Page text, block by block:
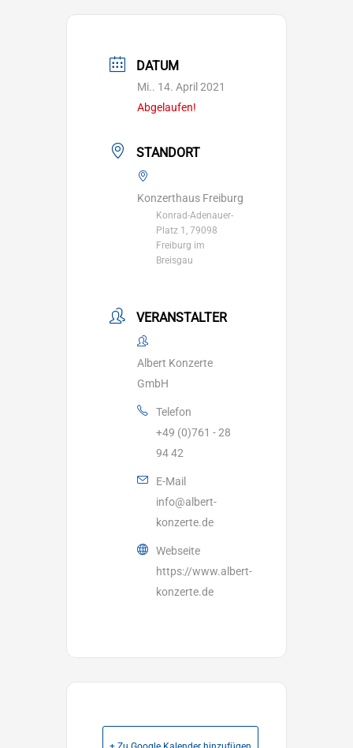
DATUM
Mi.. 14. April 2021
Abgelaufen!
STANDORT
Konzerthaus Freiburg
Konrad-Adenauer-
Platz 1, 79098
Freiburg im
Breisgau
VERANSTALTER
Albert Konzerte
GmbH
Telefon
+49 (0)761 - 28
94 42
E-Mail
info@albert-
konzerte.de
Webseite
https://www.albert-
konzerte.de